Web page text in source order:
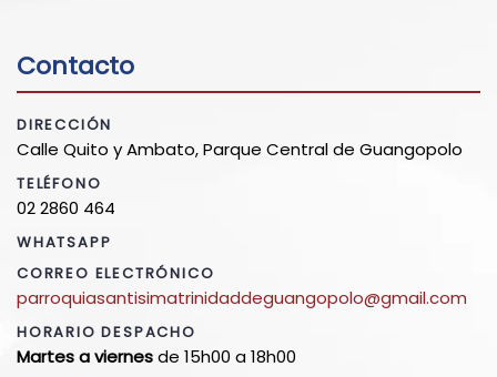
Contacto
DIRECCIÓN
Calle Quito y Ambato, Parque Central de Guangopolo
TELÉFONO
02 2860 464
WHATSAPP
CORREO ELECTRÓNICO
parroquiasantisimatrinidaddeguangopolo@gmail.com
HORARIO DESPACHO
Martes a viernesde 15h00 a 18h00